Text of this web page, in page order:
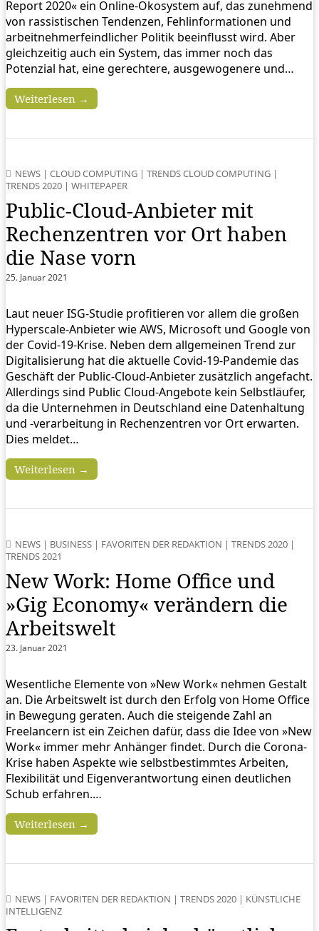
Report 2020« ein Online-Ökosystem auf, das zunehmend
von rassistischen Tendenzen, Fehlinformationen und
arbeitnehmerfeindlicher Politik beeinflusst wird. Aber
gleichzeitig auch ein System, das immer noch das
Potenzial hat, eine gerechtere, ausgewogenere und…
Weiterlesen →
NEWS | CLOUD COMPUTING | TRENDS CLOUD COMPUTING |
TRENDS 2020 | WHITEPAPER
Public-Cloud-Anbieter mit
Rechenzentren vor Ort haben
die Nase vorn
25. Januar 2021
Laut neuer ISG-Studie profitieren vor allem die großen
Hyperscale-Anbieter wie AWS, Microsoft und Google von
der Covid-19-Krise. Neben dem allgemeinen Trend zur
Digitalisierung hat die aktuelle Covid-19-Pandemie das
Geschäft der Public-Cloud-Anbieter zusätzlich angefacht.
Allerdings sind Public Cloud-Angebote kein Selbstläufer,
da die Unternehmen in Deutschland eine Datenhaltung
und -verarbeitung in Rechenzentren vor Ort erwarten.
Dies meldet…
Weiterlesen →
NEWS | BUSINESS | FAVORITEN DER REDAKTION | TRENDS 2020 |
TRENDS 2021
New Work: Home Office und
»Gig Economy« verändern die
Arbeitswelt
23. Januar 2021
Wesentliche Elemente von »New Work« nehmen Gestalt
an. Die Arbeitswelt ist durch den Erfolg von Home Office
in Bewegung geraten. Auch die steigende Zahl an
Freelancern ist ein Zeichen dafür, dass die Idee von »New
Work« immer mehr Anhänger findet. Durch die Corona-
Krise haben Aspekte wie selbstbestimmtes Arbeiten,
Flexibilität und Eigenverantwortung einen deutlichen
Schub erfahren.…
Weiterlesen →
NEWS | FAVORITEN DER REDAKTION | TRENDS 2020 | KÜNSTLICHE
INTELLIGENZ